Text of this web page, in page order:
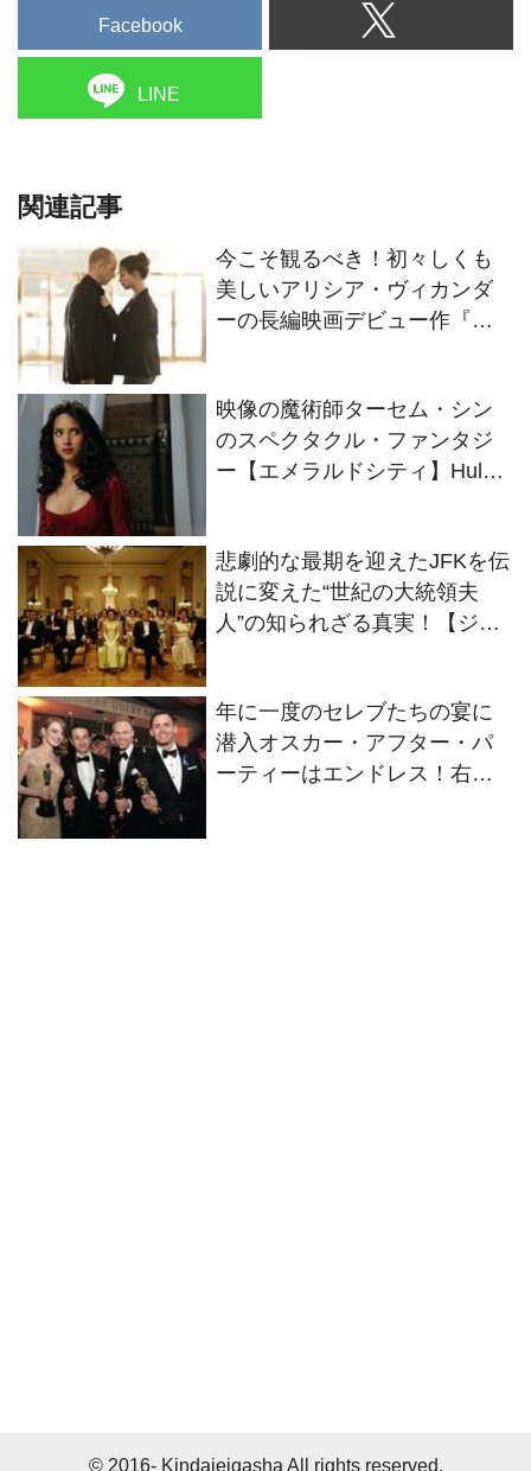
Facebook
LINE
関連記事
今こそ観るべき！初々しくも
美しいアリシア・ヴィカンダ
ーの長編映画デビュー作『ピ
映像の魔術師ターセム・シン
のスペクタクル・ファンタジ
ー【エメラルドシティ】Hulu
悲劇的な最期を迎えたJFKを伝
説に変えた“世紀の大統領夫
人”の知られざる真実！【ジャ
中！！
年に一度のセレブたちの宴に
潜入オスカー・アフター・パ
ーティーはエンドレス！右を
© 2016- Kindaieigasha All rights reserved.